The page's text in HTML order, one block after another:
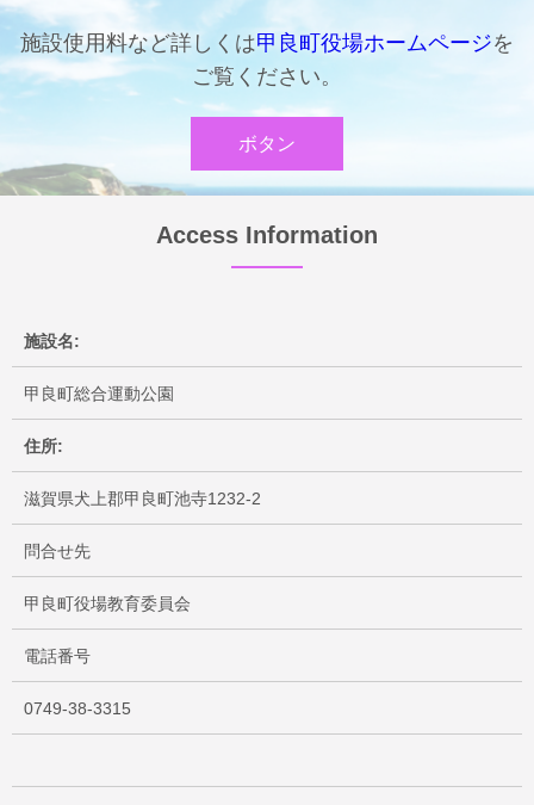
施設使用料など詳しくは甲良町役場ホームページを
ご覧ください。
ボタン
Access Information
施設名:
甲良町総合運動公園
住所:
滋賀県犬上郡甲良町池寺1232-2
問合せ先
甲良町役場教育委員会
電話番号
0749-38-3315